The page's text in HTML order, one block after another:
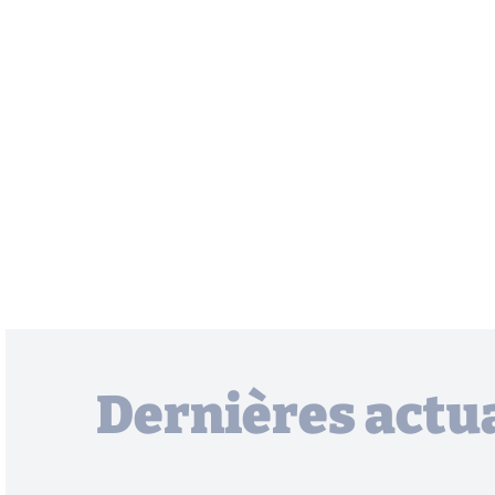
Dernières